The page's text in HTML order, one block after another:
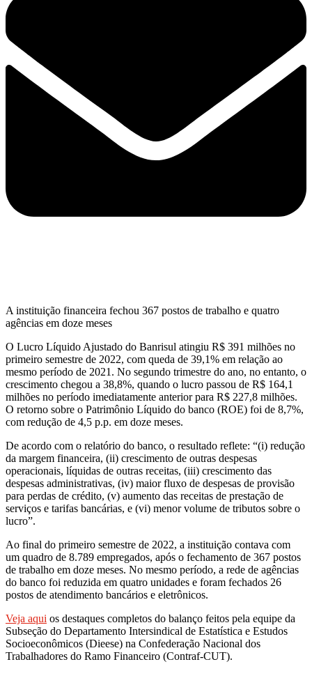
A instituição financeira fechou 367 postos de trabalho e quatro
agências em doze meses
O Lucro Líquido Ajustado do Banrisul atingiu R$ 391 milhões no
primeiro semestre de 2022, com queda de 39,1% em relação ao
mesmo período de 2021. No segundo trimestre do ano, no entanto, o
crescimento chegou a 38,8%, quando o lucro passou de R$ 164,1
milhões no período imediatamente anterior para R$ 227,8 milhões.
O retorno sobre o Patrimônio Líquido do banco (ROE) foi de 8,7%,
com redução de 4,5 p.p. em doze meses.
De acordo com o relatório do banco, o resultado reflete: “(i) redução
da margem financeira, (ii) crescimento de outras despesas
operacionais, líquidas de outras receitas, (iii) crescimento das
despesas administrativas, (iv) maior fluxo de despesas de provisão
para perdas de crédito, (v) aumento das receitas de prestação de
serviços e tarifas bancárias, e (vi) menor volume de tributos sobre o
lucro”.
Ao final do primeiro semestre de 2022, a instituição contava com
um quadro de 8.789 empregados, após o fechamento de 367 postos
de trabalho em doze meses. No mesmo período, a rede de agências
do banco foi reduzida em quatro unidades e foram fechados 26
postos de atendimento bancários e eletrônicos.
Veja aqui os destaques completos do balanço feitos pela equipe da
Subseção do Departamento Intersindical de Estatística e Estudos
Socioeconômicos (Dieese) na Confederação Nacional dos
Trabalhadores do Ramo Financeiro (Contraf-CUT).